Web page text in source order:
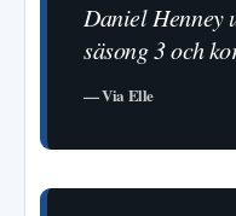
Daniel Henney
säsong 3 och
— Via Elle